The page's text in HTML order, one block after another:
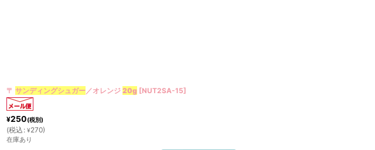
〒 サンディングシュガー／オレンジ 20g [NUT2SA-15]
¥250(税別)
(税込 : ¥270)
在庫あり